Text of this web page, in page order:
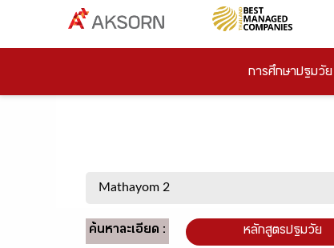
การศึกษาปฐมวัย
ค้นหาละเอียด : หลักสูตรปฐมวัย